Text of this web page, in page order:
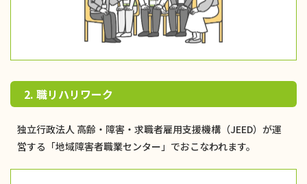
2. 職リハリワーク
独立行政法人 高齢・障害・求職者雇用支援機構（JEED）が運
営する「地域障害者職業センター」でおこなわれます。